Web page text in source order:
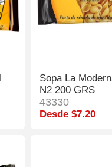
Sopa La
N2 200 GRS
43330
Desde $7.20